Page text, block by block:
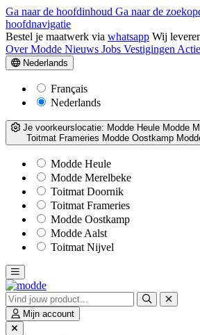
Ga naar de hoofdinhoud Ga naar de
hoofdnavigatie
Bestel je maatwerk via whatsapp Wij
Over Modde Nieuws Jobs Vestigingen
Nederlands
Français
Nederlands
Je voorkeurslocatie: Modde Heule Modde
Toitmat Frameries Modde Oostkamp
Modde Heule
Modde Merelbeke
Toitmat Doornik
Toitmat Frameries
Modde Oostkamp
Modde Aalst
Toitmat Nijvel
Mijn account